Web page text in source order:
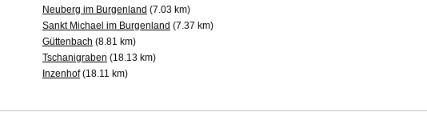
Neuberg im Burgenland (7.03 km)
Sankt Michael im Burgenland (7.37 km)
Güttenbach (8.81 km)
Tschanigraben (18.13 km)
Inzenhof(18.11 km)